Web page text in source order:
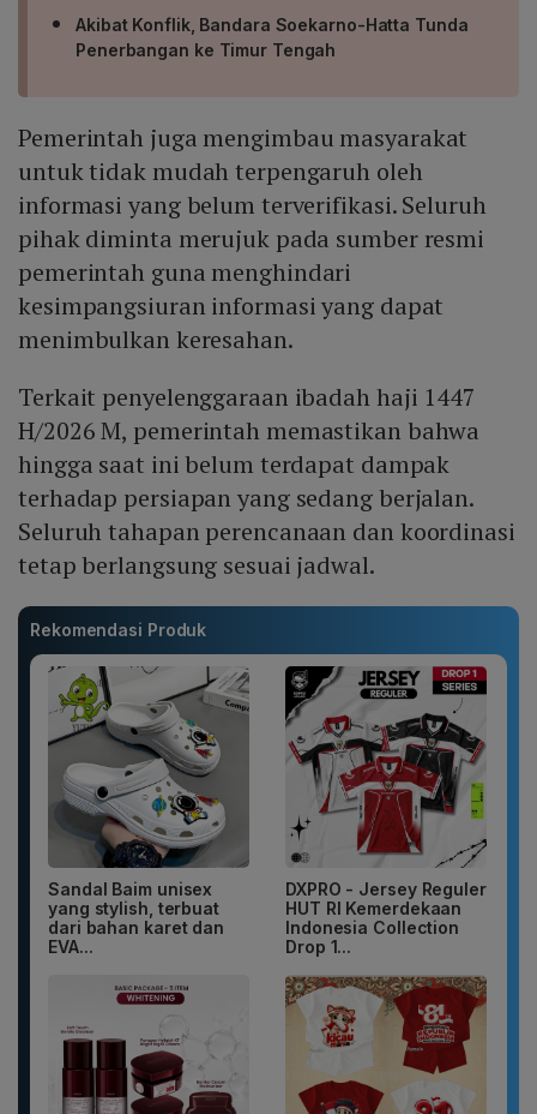
Akibat Konflik, Bandara Soekarno-Hatta Tunda
Penerbangan ke Timur Tengah
Pemerintah juga mengimbau masyarakat
untuk tidak mudah terpengaruh oleh
informasi yang belum terverifikasi. Seluruh
pihak diminta merujuk pada sumber resmi
pemerintah guna menghindari
kesimpangsiuran informasi yang dapat
menimbulkan keresahan.
Terkait penyelenggaraan ibadah haji 1447
H/2026 M, pemerintah memastikan bahwa
hingga saat ini belum terdapat dampak
terhadap persiapan yang sedang berjalan.
Seluruh tahapan perencanaan dan koordinasi
tetap berlangsung sesuai jadwal.
Rekomendasi Produk
Sandal Baim unisex
yang stylish, terbuat
dari bahan karet dan
EVA...
DXPRO - Jersey Reguler
HUT RI Kemerdekaan
Indonesia Collection
Drop 1...